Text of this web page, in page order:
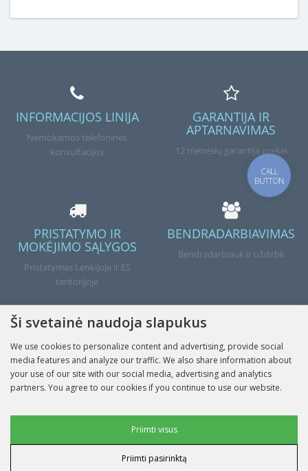
INFORMACIJOS LINIJA
Nemokamos telefoninės
konsultacijos
GARANTIJA IR
APTARNAVIMAS
12 mėnesių garantija prekei
PRISTATYMO IR
MOKĖJIMO SĄLYGOS
Pristatymas Lenkijoje ir ES
teritorijoje
BENDRADARBIAVIMAS
Bendradarbiauk ir uždirbk
Atlikta
Ši svetainė naudoja slapukus
We use cookies to personalize content and advertising, provide social
media features and analyze our traffic. We also share information about
your use of our site with our social media, advertising and analytics
partners. You agree to our cookies if you continue to use our website.
Vartotojo duomenų slapukai
Priimti visus
Priimti pasirinktą
CALL
BUTTON